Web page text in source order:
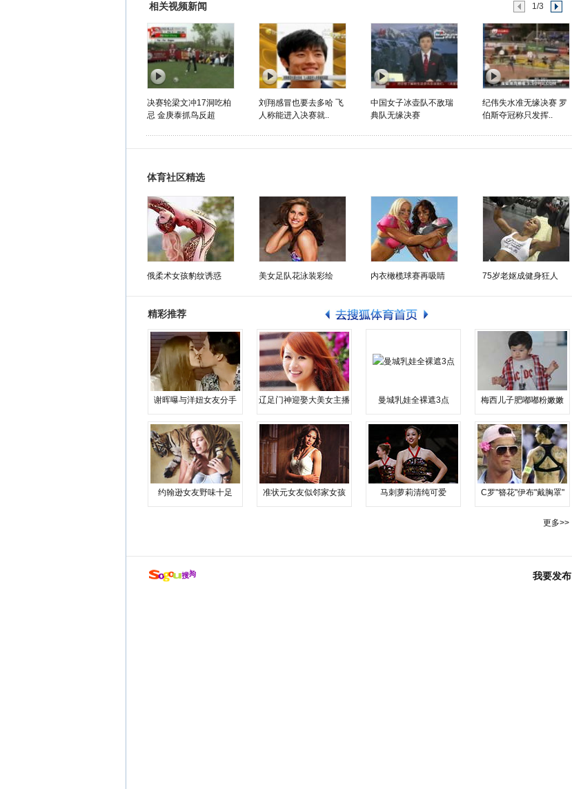
相关视频新闻 1/3
决赛轮梁文冲17洞吃柏
忌 金庚泰抓鸟反超
刘翔感冒也要去多哈 飞
人称能进入决赛就..
中国女子冰壶队不敌瑞
典队无缘决赛
纪伟失水准无缘决赛 罗
伯斯夺冠称只发挥..
体育社区精选
俄柔术女孩豹纹诱惑 美女足队花泳装彩绘 内衣橄榄球赛再吸睛 75岁老妪成健身狂人
精彩推荐
谢晖曝与洋妞女友分手 辽足门神迎娶大美女主播 曼城乳娃全裸遮3点 梅西儿子肥嘟嘟粉嫩嫩
约翰逊女友野味十足 准状元女友似邻家女孩 马刺萝莉清纯可爱 C罗"簪花"伊布"戴胸罩"
更多>>
我要发布